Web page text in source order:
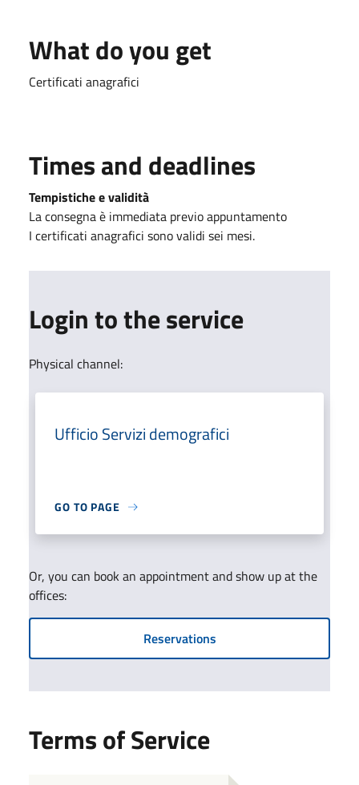
What do you get
Certificati anagrafici
Times and deadlines
Tempistiche e validità
La consegna è immediata previo appuntamento
I certificati anagrafici sono validi sei mesi.
Login to the service
Physical channel:
Ufficio Servizi demografici
GO TO PAGE
Or, you can book an appointment and show up at the
offices:
Reservations
Terms of Service